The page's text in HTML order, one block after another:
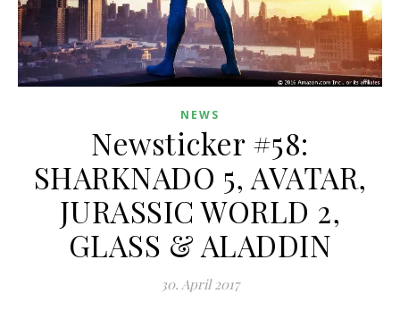
NEWS
Newsticker #58:
SHARKNADO 5, AVATAR,
JURASSIC WORLD 2,
GLASS & ALADDIN
30. April 2017